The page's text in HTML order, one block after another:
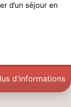
d’un séjour en
d'informations